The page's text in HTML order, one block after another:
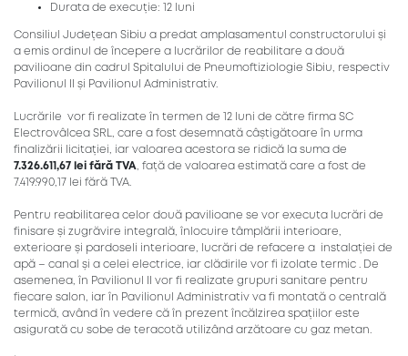
Durata de execuție: 12 luni
Consiliul Județean Sibiu a predat amplasamentul constructorului și
a emis ordinul de începere a lucrărilor de reabilitare a două
pavilioane din cadrul Spitalului de Pneumoftiziologie Sibiu, respectiv
Pavilionul II și Pavilionul Administrativ.
Lucrările vor fi realizate în termen de 12 luni de către firma SC
Electrovâlcea SRL, care a fost desemnată câștigătoare în urma
finalizării licitației, iar valoarea acestora se ridică la suma de
7.326.611,67 lei fără TVA , față de valoarea estimată care a fost de
7.419.990,17 lei fără TVA.
Pentru reabilitarea celor două pavilioane se vor executa lucrări de
finisare și zugrăvire integrală, înlocuire tâmplării interioare,
exterioare și pardoseli interioare, lucrări de refacere a instalației de
apă – canal și a celei electrice, iar clădirile vor fi izolate termic . De
asemenea, în Pavilionul II vor fi realizate grupuri sanitare pentru
fiecare salon, iar în Pavilionul Administrativ va fi montată o centrală
termică, având în vedere că în prezent încălzirea spațiilor este
asigurată cu sobe de teracotă utilizând arzătoare cu gaz metan.